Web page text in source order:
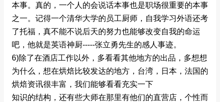
本事。真的，一个人的会说话本事也是职场很重要的本事
之一。记得一个清华大学的员工厨师，自我学习外语还考
了托福，真不能不说后天的努力也能够改变自我的命运
吧，他就是英语神厨-----张立勇先生的感人事迹。
6)除了在酒店工作以外，多看看其他地方的出品，多想想
为什么，想在烘焙比较发达的地方，台湾，日本，法国的
烘焙资讯很丰富，我们能够看看充实一下
知识的结构，还有些大师在那里有他们的直营店，个性而